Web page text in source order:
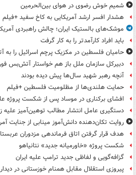
شمیم خوش رضوی در هوای بین‌الحرمین
هشدار افسر ارشد آمریکایی به کاخ سفید +فیلم
موشک‌های بالستیک ایران؛ چالش راهبردی
باید افراد کارآمدتر را به کار گرفت
حامیان فلسطین در مکزیک پرچم اسرائیل را به
دبیرکل سازمان ملل باز هم خواستار آتش‌بس
آنچه رهبر شهید سال‌ها پیش دیده بودند
حمایت هلندی‌ها از مظلومیت فلسطین +فیلم
افشای برکناری در موساد پس از شکست پروژه
دستگیری عامل انتشار مطالب توهین‌آمیز علیه
روایت تکان‌دهنده دانش‌آموز مینابی از جنایت
هدف قرار گرفتن اتاق‌ فرماندهی مزدوران
شکست پروژه «خاورمیانه جدید» نتانیاهو
گزافه‌گویی و لفاظی جدید ترامپ علیه ایران
پیروزی استقلال مقابل همنام خوزستانی در